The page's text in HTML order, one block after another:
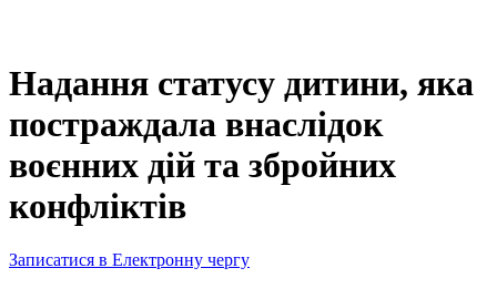
Надання статусу дитини, яка
постраждала внаслідок
воєнних дій та збройних
конфліктів
Записатися в Електронну чергу